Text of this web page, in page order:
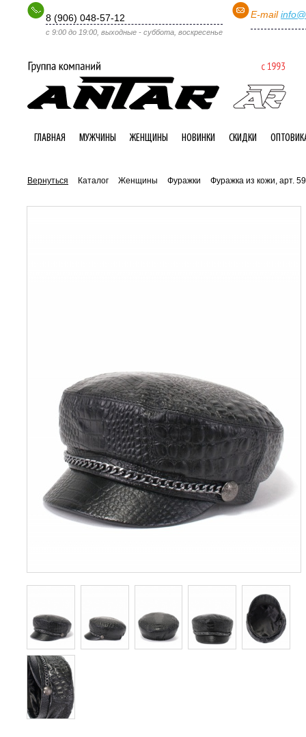
8 (906) 048-57-12
с 9:00 до 19:00, выходные - суббота, воскресенье
E-mail
ГЛАВНАЯ МУЖЧИНЫ ЖЕНЩИНЫ НОВИНКИ СКИДКИ
Вернуться Каталог Женщины Фуражки Фуражка из кожи, арт.